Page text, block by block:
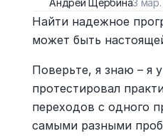
Найти надежное
может быть
Поверьте, я знаю – я
протестировал
переходов с одного
самыми разными